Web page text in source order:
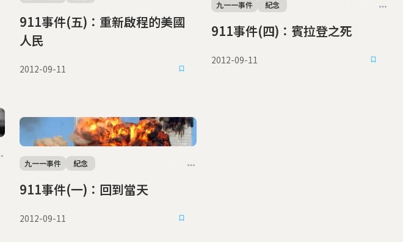
911事件(五)：重新啟程的美國
人民
2012-09-11
911事件(四)：賓拉登之死
九一一事件 紀念
2012-09-11
911事件(一)：回到當天
九一一事件 紀念
2012-09-11